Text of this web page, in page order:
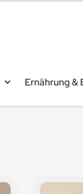
Ernährung &